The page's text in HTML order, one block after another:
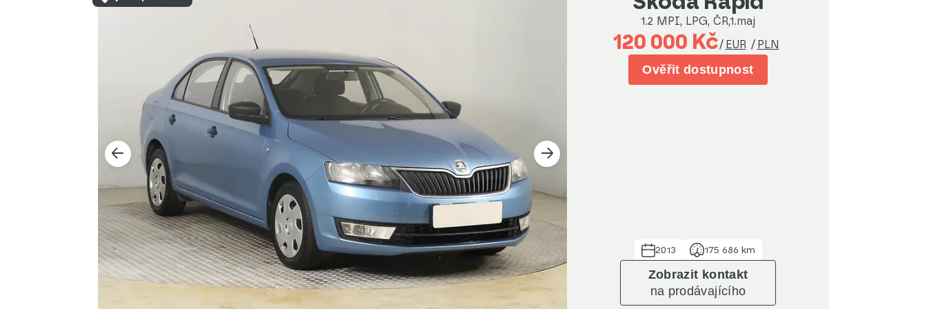
1.2 MPI, LPG, ČR,1.maj
120 000 Kč/ EUR / PLN
Ověřit dostupnost
2013 175 686 km
Zobrazit kontakt
na prodávajícího